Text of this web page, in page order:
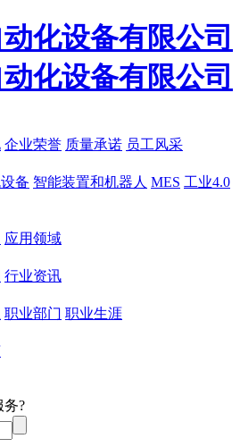
企业荣誉 质量承诺 员工风采
备 智能装置和机器人 MES 工业4.0
应用领域
行业资讯
职业部门 职业生涯
务?